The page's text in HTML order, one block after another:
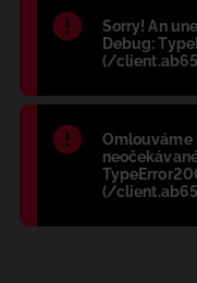
Błąd:
Sorry! An
Debug:
(/
Błąd:
Omlouváme
(/